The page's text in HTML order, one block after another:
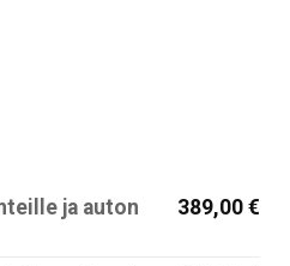
ja auton
389,00 €